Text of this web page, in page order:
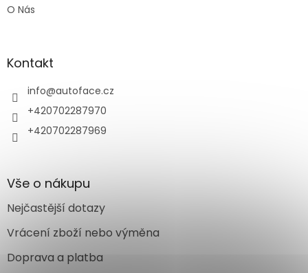
O Nás
Kontakt
info@autoface.cz
+420702287970
+420702287969
Vše o nákupu
Nejčastější dotazy
Vrácení zboží nebo výměna
Doprava a platba